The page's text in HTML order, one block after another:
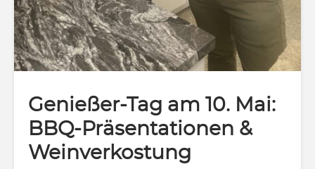
Genießer-Tag am 10. Mai:
BBQ-Präsentationen &
Weinverkostung